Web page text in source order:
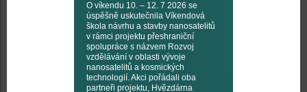
O víkendu 10. – 12. 7 2026 se
úspěšně uskutečnila Víkendová
škola návrhu a stavby nanosatelitů
v rámci projektu přeshraniční
spolupráce s názvem Rozvoj
vzdělávání v oblasti vývoje
nanosatelitů a kosmických
technologií. Akci pořádali oba
partneři projektu, Hvězdárna